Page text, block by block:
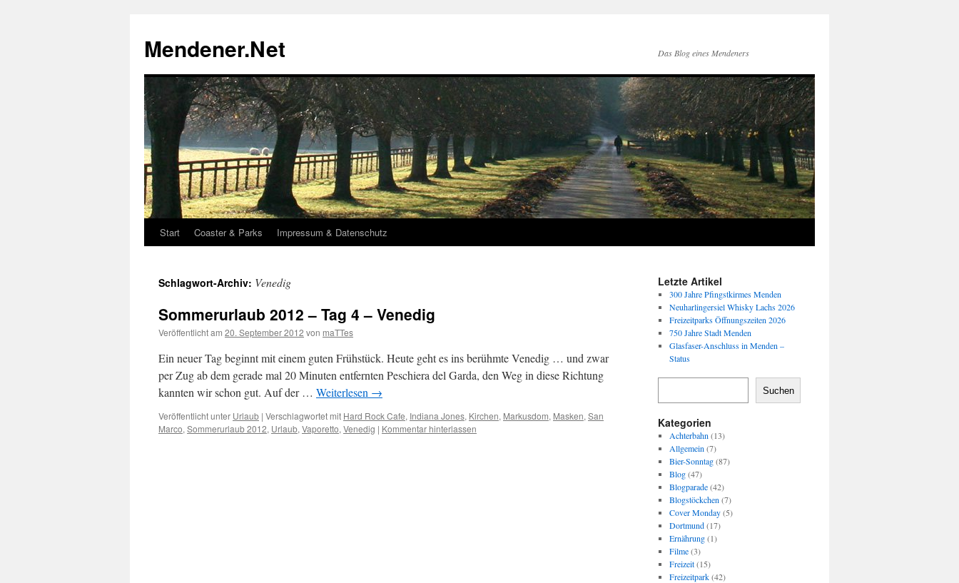
springen
Mendener.Net Das Blog eines Mendeners
Start Coaster & Parks Impressum & Datenschutz
Schlagwort-Archiv: Venedig
Sommerurlaub 2012 – Tag 4 – Venedig
Veröffentlicht am 20. September 2012 von maTTes
Ein neuer Tag beginnt mit einem guten Frühstück. Heute geht es ins berühmte Venedig … und zwar
per Zug ab dem gerade mal 20 Minuten entfernten Peschiera del Garda, den Weg in diese Richtung
kannten wir schon gut. Auf der … Weiterlesen →
Veröffentlicht unter Urlaub | Verschlagwortet mit Hard Rock Cafe, Indiana Jones, Kirchen, Markusdom, Masken, San
Marco, Sommerurlaub 2012, Urlaub, Vaporetto, Venedig | Kommentar hinterlassen
Letzte Artikel
300 Jahre Pfingstkirmes Menden
Neuharlingersiel Whisky Lachs 2026
Freizeitparks Öffnungszeiten 2026
750 Jahre Stadt Menden
Glasfaser-Anschluss in Menden –
Status
Suchen
Kategorien
Achterbahn (13)
Allgemein (7)
Bier-Sonntag(87)
Blog(47)
Blogparade(42)
Blogstöckchen (7)
Cover Monday(5)
Dortmund(17)
Ernährung(1)
Filme(3)
Freizeit(15)
Freizeitpark(42)